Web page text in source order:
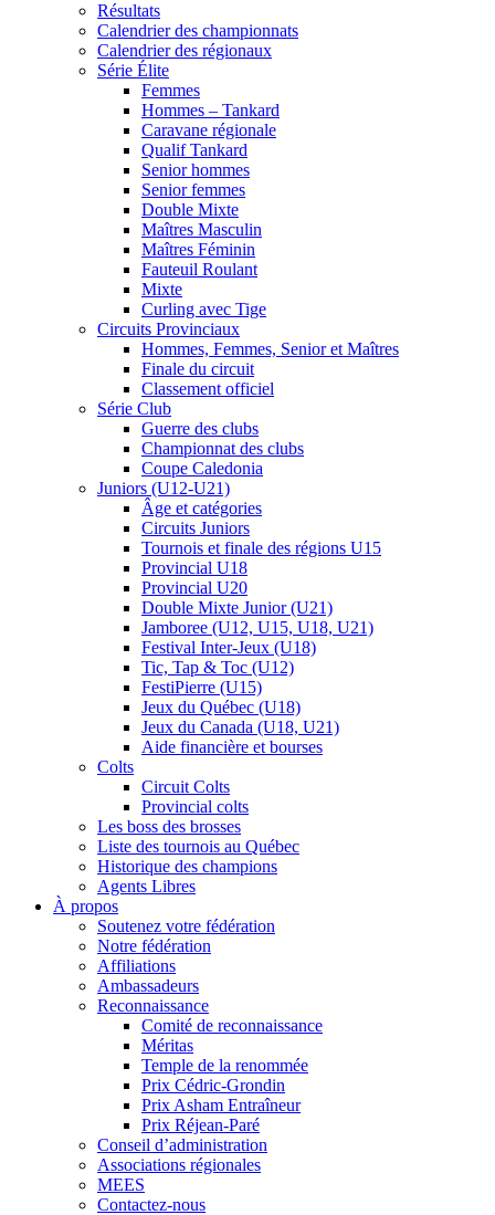
Résultats
Calendrier des championnats
Calendrier des régionaux
Série Élite
Femmes
Hommes – Tankard
Caravane régionale
Qualif Tankard
Senior hommes
Senior femmes
Double Mixte
Maîtres Masculin
Maîtres Féminin
Fauteuil Roulant
Mixte
Curling avec Tige
Circuits Provinciaux
Hommes, Femmes, Senior et Maîtres
Finale du circuit
Classement officiel
Série Club
Guerre des clubs
Championnat des clubs
Coupe Caledonia
Juniors (U12-U21)
Âge et catégories
Circuits Juniors
Tournois et finale des régions U15
Provincial U18
Provincial U20
Double Mixte Junior (U21)
Jamboree (U12, U15, U18, U21)
Festival Inter-Jeux (U18)
Tic, Tap & Toc (U12)
FestiPierre (U15)
Jeux du Québec (U18)
Jeux du Canada (U18, U21)
Aide financière et bourses
Colts
Circuit Colts
Provincial colts
Les boss des brosses
Liste des tournois au Québec
Historique des champions
Agents Libres
À propos
Soutenez votre fédération
Notre fédération
Affiliations
Ambassadeurs
Reconnaissance
Comité de reconnaissance
Méritas
Temple de la renommée
Prix Cédric-Grondin
Prix Asham Entraîneur
Prix Réjean-Paré
Conseil d’administration
Associations régionales
MEES
Contactez-nous